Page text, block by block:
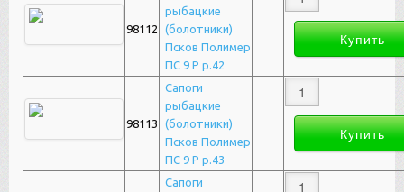
98112
рыбацкие
(болотники)
Псков Полимер
ПС 9 Р р.42
98113
Сапоги
рыбацкие
(болотники)
Псков Полимер
ПС 9 Р р.43
Сапоги